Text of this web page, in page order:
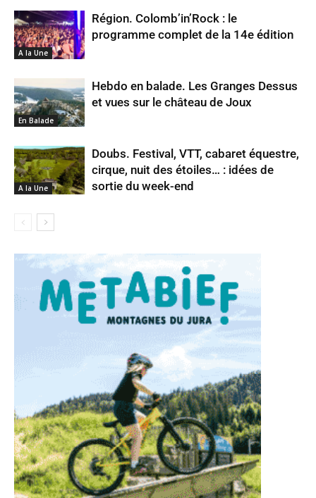
A la Une
Région. Colomb’in’Rock : le
programme complet de la 14e édition
En Balade
Hebdo en balade. Les Granges Dessus
et vues sur le château de Joux
A la Une
Doubs. Festival, VTT, cabaret équestre,
cirque, nuit des étoiles… : idées de
sortie du week-end